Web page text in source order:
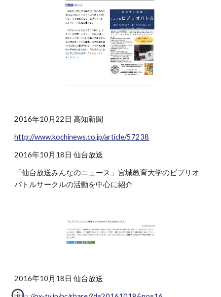
2016年10月22日 高知新聞
http://www.kochinews.co.jp/article/57238
2016年10月18日 仙台放送
「仙台放送みんなのニュース」宮城教育大学のビブリオ
バトルサークルの活動を中心に紹介
2016年10月18日 仙台放送